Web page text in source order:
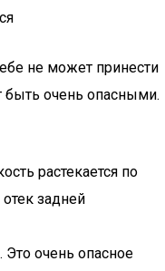
не может принести
быть очень опасными.
растекается по
задней
Это очень опасное